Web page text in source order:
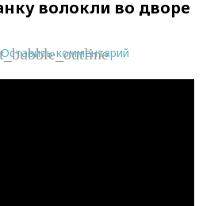
волокли во дворе
Оставить комментарий